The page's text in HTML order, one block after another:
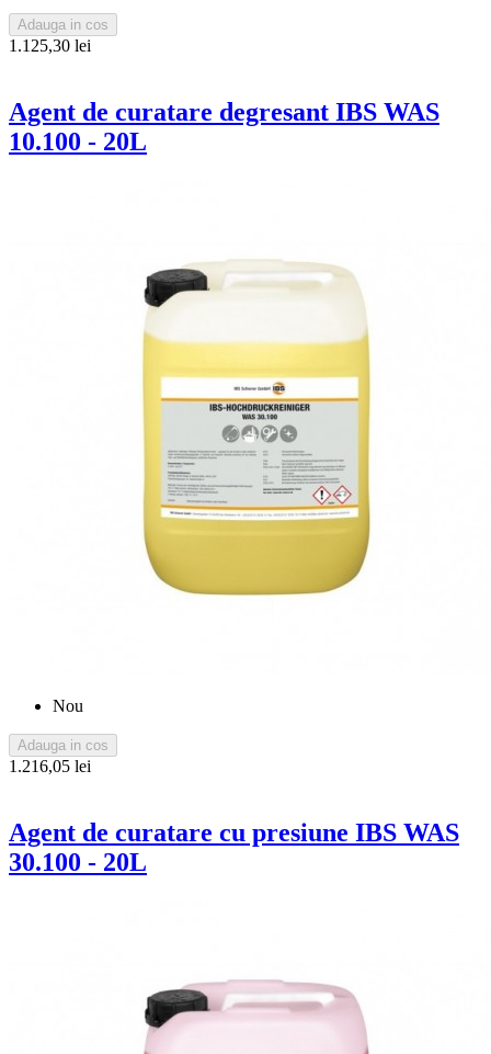
Adauga in cos
1.125,30 lei
Agent de curatare degresant IBS WAS
10.100 - 20L
Nou
Adauga in cos
1.216,05 lei
Agent de curatare cu presiune IBS WAS
30.100 - 20L